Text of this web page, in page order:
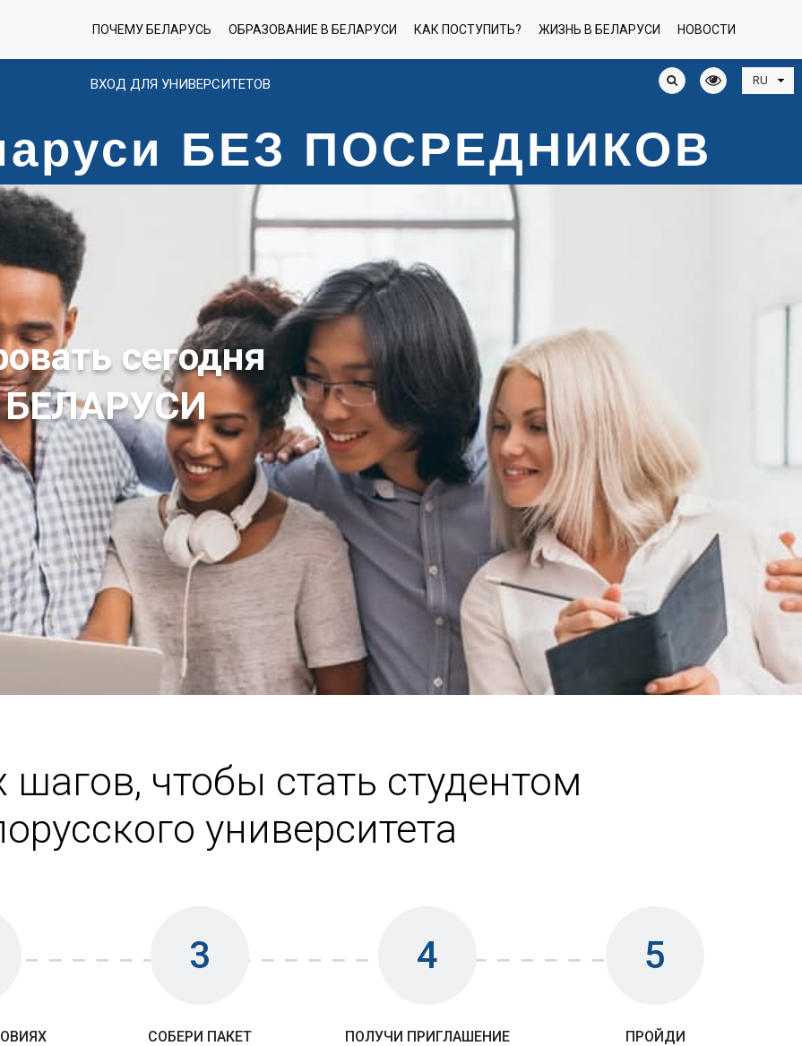
ВХОД ДЛЯ УНИВЕРСИТЕТОВ
ПОЧЕМУ БЕЛАРУСЬ ОБРАЗОВАНИЕ В БЕЛАРУСИ КАК ПОСТУПИТЬ? ЖИЗНЬ В БЕЛАРУСИ НОВОСТИ
БЕЗ ПОСРЕДНИКОВ
сегодня
шагов, чтобы стать студентом
университета
3
СОБЕРИ ПАКЕТ
4
ПОЛУЧИ ПРИГЛАШЕНИЕ
5
ПРОЙДИ